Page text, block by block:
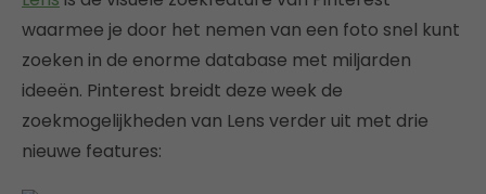
waarmee je door het nemen van een foto snel kunt
zoeken in de enorme database met miljarden
ideeën. Pinterest breidt deze week de
zoekmogelijkheden van Lens verder uit met drie
nieuwe features: